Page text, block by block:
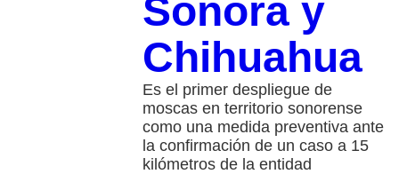
Sonora y
Chihuahua
Es el primer despliegue de
moscas en territorio sonorense
como una medida preventiva ante
la confirmación de un caso a 15
kilómetros de la entidad